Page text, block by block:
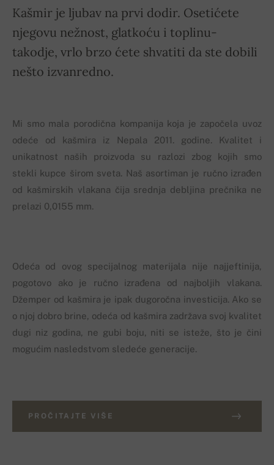
Kašmir je ljubav na prvi dodir. Osetićete
njegovu nežnost, glatkoću i toplinu-
takodje, vrlo brzo ćete shvatiti da ste dobili
nešto izvanredno.
Mi smo mala porodična kompanija koja je započela uvoz
odeće od kašmira iz Nepala 2011. godine. Kvalitet i
unikatnost naših proizvoda su razlozi zbog kojih smo
stekli kupce širom sveta. Naš asortiman je ručno izrađen
od kašmirskih vlakana čija srednja debljina prečnika ne
prelazi 0,0155 mm.
Odeća od ovog specijalnog materijala nije najjeftinija,
pogotovo ako je ručno izrađena od najboljih vlakana.
Džemper od kašmira je ipak dugoročna investicija. Ako se
o njoj dobro brine, odeća od kašmira zadržava svoj kvalitet
dugi niz godina, ne gubi boju, niti se isteže, što je čini
mogućim nasledstvom sledeće generacije.
PROČITAJTE VIŠE